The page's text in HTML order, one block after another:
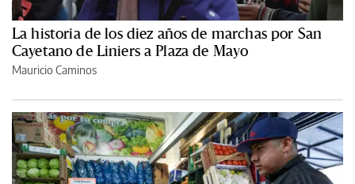
La historia de los diez años de marchas por San
Cayetano de Liniers a Plaza de Mayo
Mauricio Caminos